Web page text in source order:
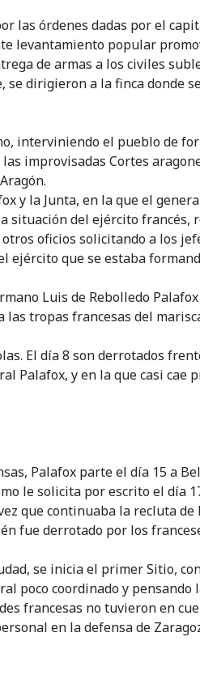
las órdenes dadas por el
levantamiento popular
de armas a los civiles
se dirigieron a la finca
interviniendo el pueblo de
improvisadas Cortes
y la Junta, en la que el
del ejército francés,
oficios solicitando a los
que se estaba
Luis de Rebolledo
tropas francesas del
El día 8 son derrotados
Palafox, y en la que casi
Palafox parte el día 15 a
le solicita por escrito el día
que continuaba la recluta
fue derrotado por los
se inicia el primer Sitio,
poco coordinado y
francesas no tuvieron en
en la defensa de